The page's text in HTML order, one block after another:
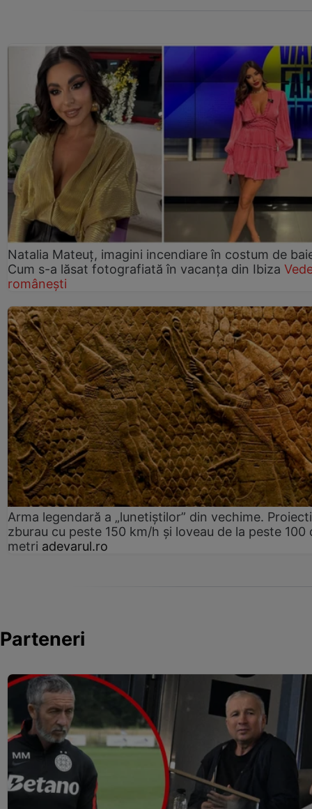
Natalia Mateuț, imagini incendiare în costum de
Cum s-a lăsat fotografiată în vacanța din Ibiza
românești
Arma legendară a „lunetiștilor” din vechime.
zburau cu peste 150 km/h și loveau de la peste 100
metri adevarul.ro
Parteneri